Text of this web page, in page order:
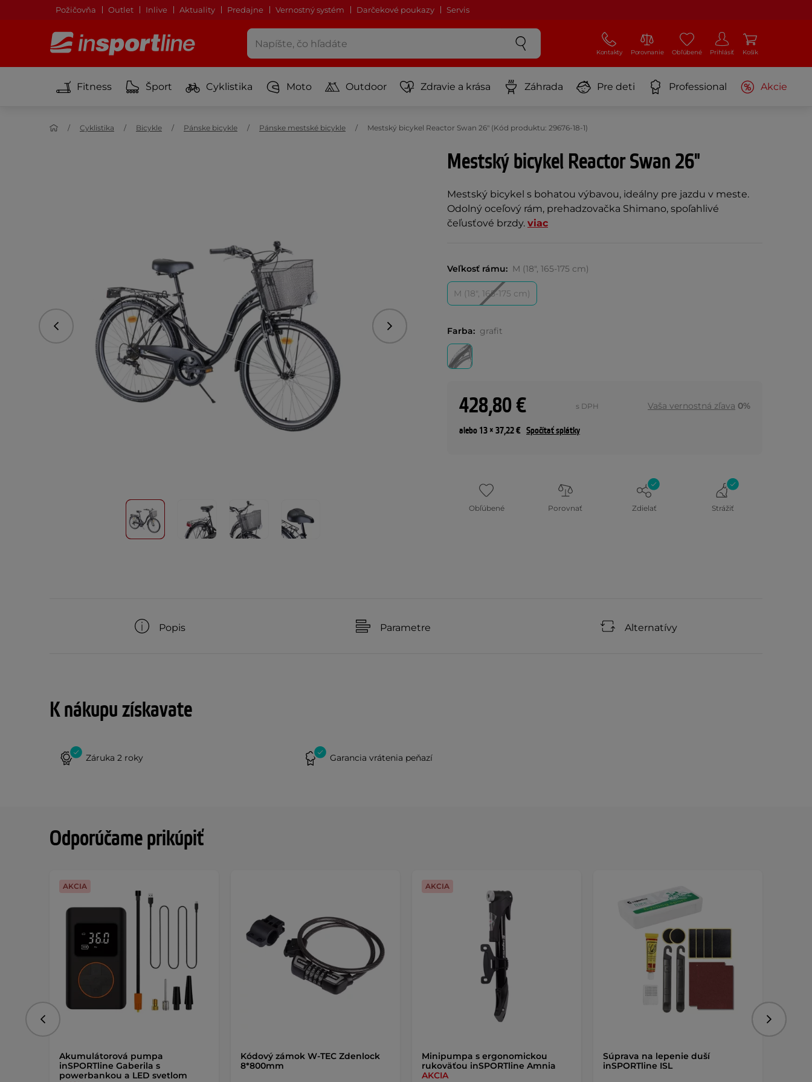
Požičovňa Outlet Inlive Aktuality Predajne Vernostný systém Darčekové poukazy Servis
Kontakty Porovnanie Obľúbené Prihlásiť Košík
Fitness Šport Cyklistika Moto Outdoor Zdravie a krása Záhrada Pre deti Professional Akcie
Cyklistika Bicykle Pánske bicykle Pánske mestské bicykle Mestský bicykel Reactor Swan 26" (Kód produktu: 29676-18-1)
Mestský bicykel Reactor Swan 26"
Mestský bicykel s bohatou výbavou, ideálny pre jazdu v meste.
Odolný oceľový rám, prehadzovačka Shimano, spoľahlivé
čeľusťové brzdy. viac
Predchádzajúce Nasledujúce
Veľkosť rámu: M (18", 165-175 cm)
M (18", 165-175 cm)
Farba: grafit
428,80 € s DPH Vaša vernostná zľava 0%
alebo 13 × 37,22 € Spočítať splátky
Obľúbené Porovnať Zdielať Strážiť
Popis Parametre Alternatívy
K nákupu získavate
Záruka 2 roky Garancia vrátenia peňazí
Odporúčame prikúpiť
Akumulátorová pumpa
inSPORTline Gaberila s
powerbankou a LED svetlom
AKCIA
Kódový zámok W-TEC Zdenlock
8*800mm
Minipumpa s ergonomickou
rukoväťou inSPORTline Amnia
AKCIA
AKCIA
Súprava na lepenie duší
inSPORTline ISL
Predchádzajúce